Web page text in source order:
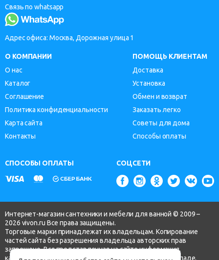
Связь по whatsapp
Адрес офиса: Москва, Дорожная улица 1
О КОМПАНИИ
О нас
Каталог
Соглашение
Политика конфиденциальности
Карта сайта
Контакты
ПОМОЩЬ КЛИЕНТАМ
Доставка
Установка
Обмен и возврат
Заказать легко
Советы для дома
Способы оплаты
СПОСОБЫ ОПЛАТЫ СОЦСЕТИ
Интернет-магазин сантехники и мебели для ванной © 2009 –
2026 vivon.ru Все права защищены.
Торговые марки принадлежат их владельцам. Копирование
частей сайта без разрешения владельца авторских прав
запрещено. Вся представленная на сайте информация,
касающаяся технических характеристик, наличия на складе,